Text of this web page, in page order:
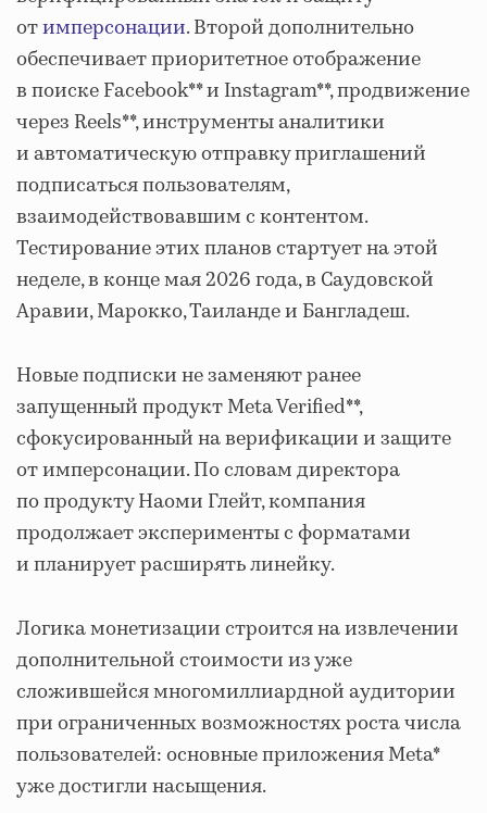
отимперсонации. Второй дополнительно
обеспечивает приоритетное отображение
в поиске Facebook** и Instagram**, продвижение
через Reels**, инструменты аналитики
и автоматическую отправку приглашений
подписаться пользователям,
взаимодействовавшим с контентом.
Тестирование этих планов стартует на этой
неделе, в конце мая 2026 года, в Саудовской
Аравии, Марокко, Таиланде и Бангладеш.
Новые подписки не заменяют ранее
запущенный продукт Meta Verified**,
сфокусированный на верификации и защите
от имперсонации. По словам директора
по продукту Наоми Глейт, компания
продолжает эксперименты с форматами
и планирует расширять линейку.
Логика монетизации строится на извлечении
дополнительной стоимости из уже
сложившейся многомиллиардной аудитории
при ограниченных возможностях роста числа
пользователей: основные приложения Meta*
уже достигли насыщения.